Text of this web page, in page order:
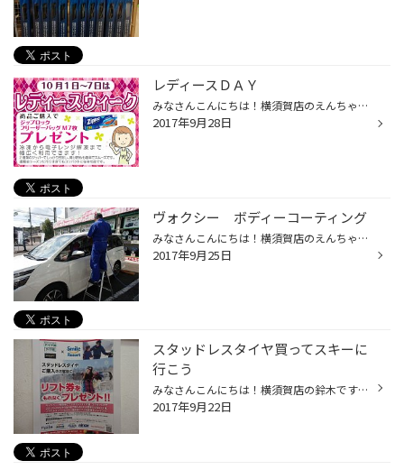
レディースＤＡＹ
みなさんこんにちは！横須賀店のえんちゃんです 来月の１０月１日～１０月７日は毎月恒例のレディースウィーク！！ 女性のお客様、お買い得な一週間です！お見逃しなく！！！ ☆.。.:*・10月のプレゼントは ↓ ↓ ↓ ↓ ↓ ☆.。.:*・ （無くなり次第終了となります）
2017年9月28日
ヴォクシー ボディーコーティング
みなさんこんにちは！横須賀店のえんちゃんです！ 本日はトヨタのヴォクシーでボディーコーティングを行ってました！ お車は新車なので最初から綺麗でしたがさらに綺麗になりピカピカになりました！ 先ずは洗車からスタート！またこの洗車だけでもピカピカに毎回なっております！ 細かな所までしっ...
2017年9月25日
スタッドレスタイヤ買ってスキーに
行こう
みなさんこんにちは！横須賀店の鈴木です！ 今年もやりますリフト券プレゼント（当店でブリザック購入のお客様に限り） スタッドレスを購入して雪山に遊びに行かれて見てはいかがですか！！ ブリヂストンのスタッドレスで安心＆快適にレッツＧＯ！！ キャンペーン開催期間２０１７年 ９月１６日（土...
2017年9月22日